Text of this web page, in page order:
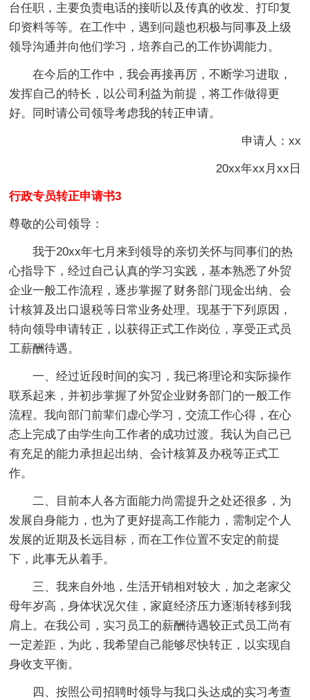
台任职，主要负责电话的接听以及传真的收发、打印复
印资料等等。在工作中，遇到问题也积极与同事及上级
领导沟通并向他们学习，培养自己的工作协调能力。
在今后的工作中，我会再接再厉，不断学习进取，
发挥自己的特长，以公司利益为前提，将工作做得更
好。同时请公司领导考虑我的转正申请。
申请人：xx
20xx年xx月xx日
行政专员转正申请书3
尊敬的公司领导：
我于20xx年七月来到领导的亲切关怀与同事们的热
心指导下，经过自己认真的学习实践，基本熟悉了外贸
企业一般工作流程，逐步掌握了财务部门现金出纳、会
计核算及出口退税等日常业务处理。现基于下列原因，
特向领导申请转正，以获得正式工作岗位，享受正式员
工薪酬待遇。
一、经过近段时间的实习，我已将理论和实际操作
联系起来，并初步掌握了外贸企业财务部门的一般工作
流程。我向部门前辈们虚心学习，交流工作心得，在心
态上完成了由学生向工作者的成功过渡。我认为自己已
有充足的能力承担起出纳、会计核算及办税等正式工
作。
二、目前本人各方面能力尚需提升之处还很多，为
发展自身能力，也为了更好提高工作能力，需制定个人
发展的近期及长远目标，而在工作位置不安定的前提
下，此事无从着手。
三、我来自外地，生活开销相对较大，加之老家父
母年岁高，身体状况欠佳，家庭经济压力逐渐转移到我
肩上。在我公司，实习员工的薪酬待遇较正式员工尚有
一定差距，为此，我希望自己能够尽快转正，以实现自
身收支平衡。
四、按照公司招聘时领导与我口头达成的实习考查